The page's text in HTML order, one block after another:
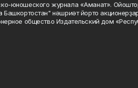
юношеского журнала «Аманат».
нәшриәт йорто
общество Издательский дом